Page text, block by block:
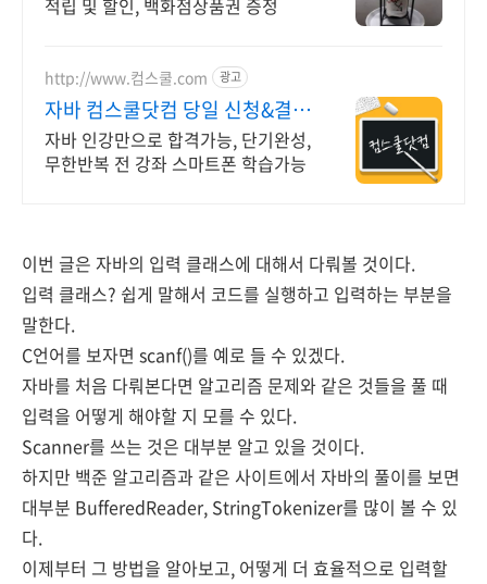
적립 및 할인, 백화점상품권 증정
http://www.컴스쿨.com 광고
자바 컴스쿨닷컴 당일 신청&결제
시 기프티콘!
자바 인강만으로 합격가능, 단기완성,
무한반복 전 강좌 스마트폰 학습가능
이번 글은 자바의 입력 클래스에 대해서 다뤄볼 것이다.
입력 클래스? 쉽게 말해서 코드를 실행하고 입력하는 부분을
말한다.
C언어를 보자면 scanf()를 예로 들 수 있겠다.
자바를 처음 다뤄본다면 알고리즘 문제와 같은 것들을 풀 때
입력을 어떻게 해야할 지 모를 수 있다.
Scanner를 쓰는 것은 대부분 알고 있을 것이다.
하지만 백준 알고리즘과 같은 사이트에서 자바의 풀이를 보면
대부분 BufferedReader, StringTokenizer를 많이 볼 수 있
다.
이제부터 그 방법을 알아보고, 어떻게 더 효율적으로 입력할